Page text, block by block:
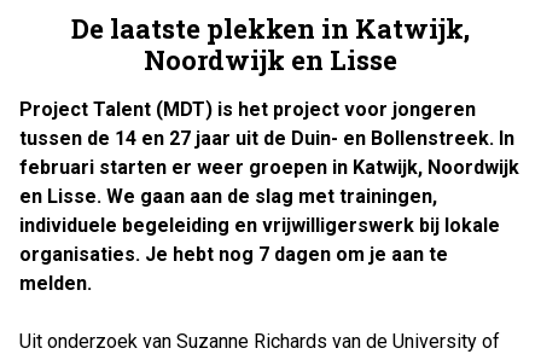
De laatste plekken in Katwijk,
Noordwijk en Lisse
Project Talent (MDT) is het project voor jongeren
tussen de 14 en 27 jaar uit de Duin- en Bollenstreek. In
februari starten er weer groepen in Katwijk, Noordwijk
en Lisse. We gaan aan de slag met trainingen,
individuele begeleiding en vrijwilligerswerk bij lokale
organisaties. Je hebt nog 7 dagen om je aan te
melden.
Uit onderzoek van Suzanne Richards van de University of